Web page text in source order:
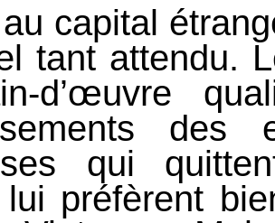
au capital
tant attendu.
d’œuvre
des
qui
préfèrent